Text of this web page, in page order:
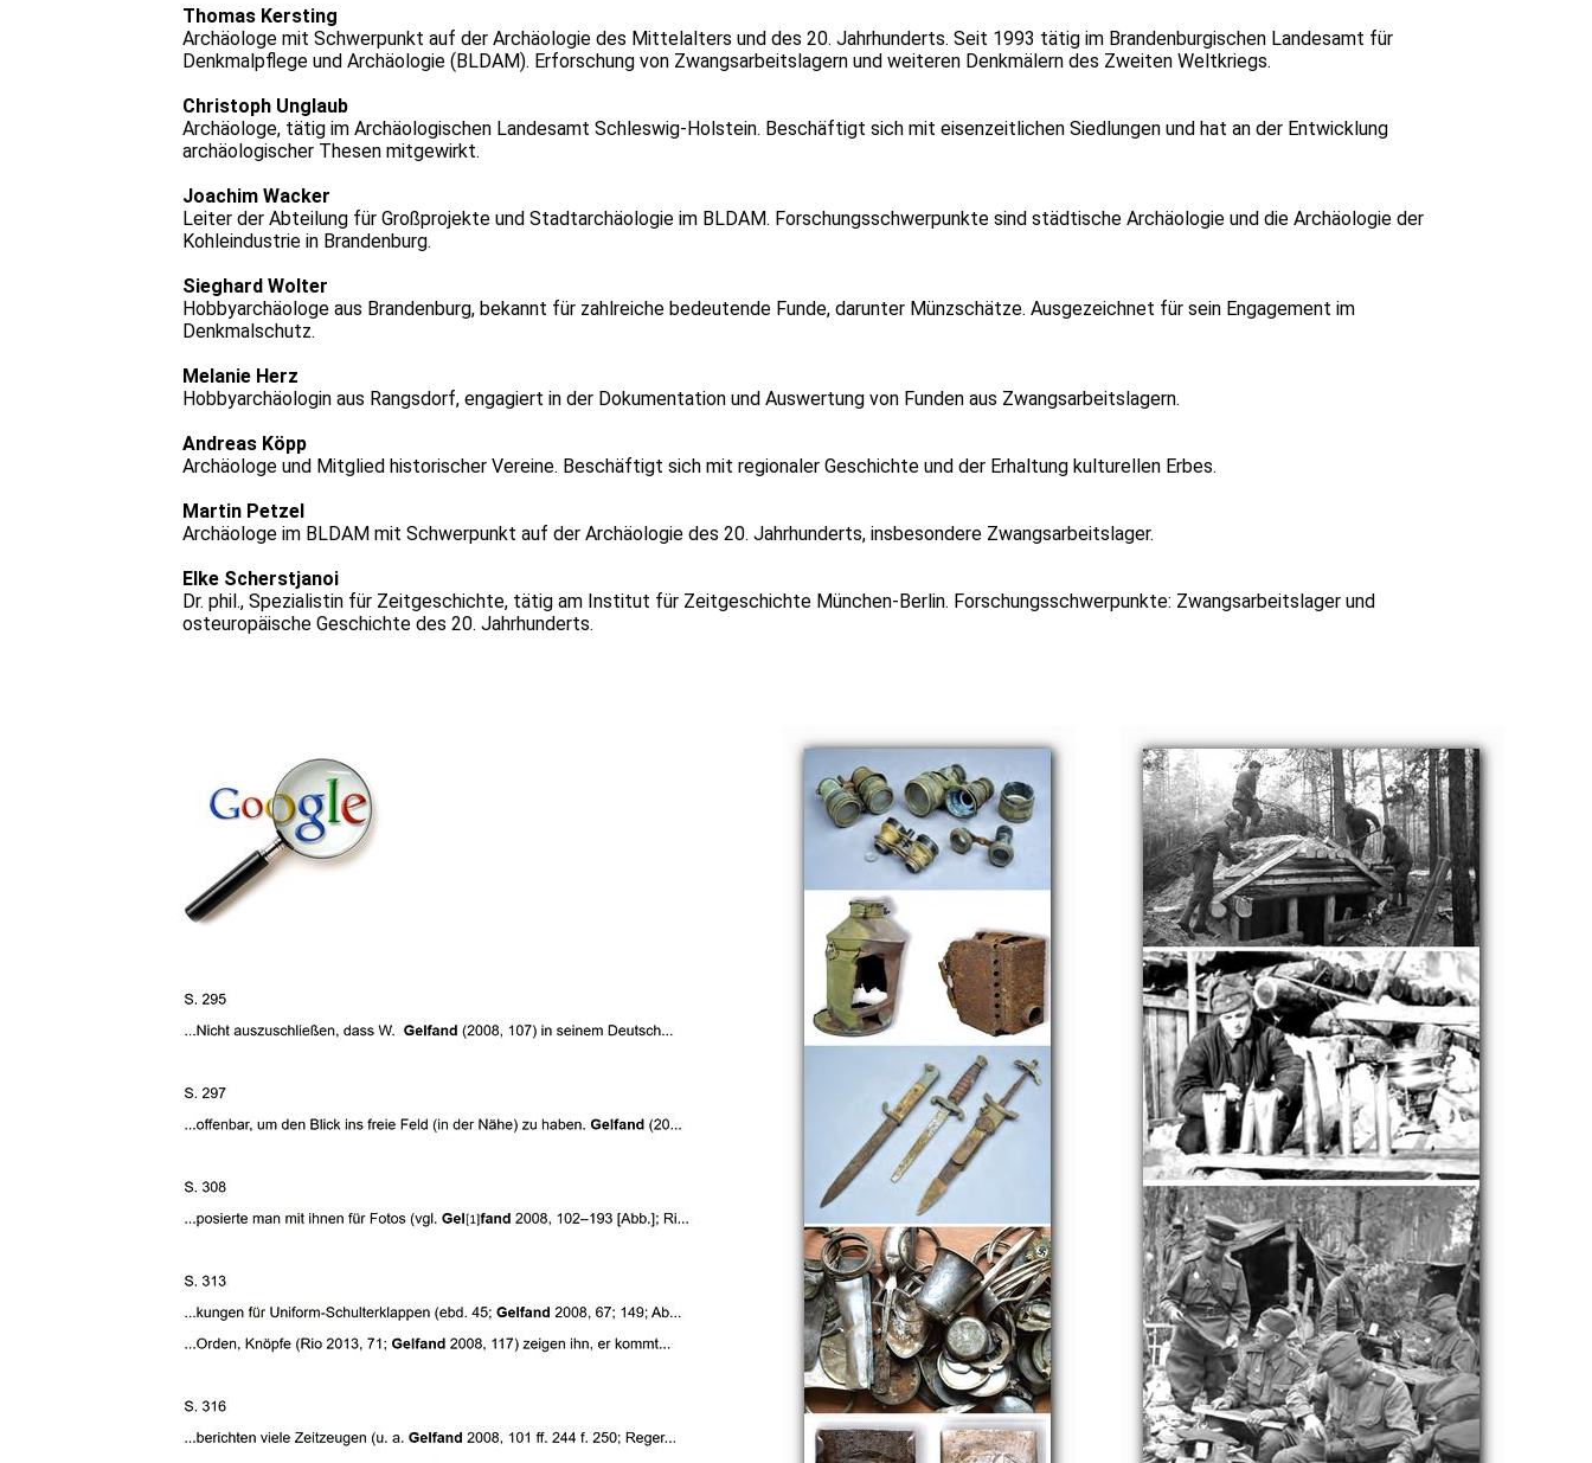
Thomas Kersting
Archäologe mit Schwerpunkt auf der Archäologie des Mittelalters und des 20. Jahrhunderts. Seit 1993 tätig im Brandenburgischen Landesamt für
Denkmalpflege und Archäologie (BLDAM). Erforschung von Zwangsarbeitslagern und weiteren Denkmälern des Zweiten Weltkriegs.
Christoph Unglaub
Archäologe, tätig im Archäologischen Landesamt Schleswig-Holstein. Beschäftigt sich mit eisenzeitlichen Siedlungen und hat an der Entwicklung
archäologischer Thesen mitgewirkt.
Joachim Wacker
Leiter der Abteilung für Großprojekte und Stadtarchäologie im BLDAM. Forschungsschwerpunkte sind städtische Archäologie und die Archäologie der
Kohleindustrie in Brandenburg.
Sieghard Wolter
Hobbyarchäologe aus Brandenburg, bekannt für zahlreiche bedeutende Funde, darunter Münzschätze. Ausgezeichnet für sein Engagement im
Denkmalschutz.
Melanie Herz
Hobbyarchäologin aus Rangsdorf, engagiert in der Dokumentation und Auswertung von Funden aus Zwangsarbeitslagern.
Andreas Köpp
Archäologe und Mitglied historischer Vereine. Beschäftigt sich mit regionaler Geschichte und der Erhaltung kulturellen Erbes.
Martin Petzel
Archäologe im BLDAM mit Schwerpunkt auf der Archäologie des 20. Jahrhunderts, insbesondere Zwangsarbeitslager.
Elke Scherstjanoi
Dr. phil., Spezialistin für Zeitgeschichte, tätig am Institut für Zeitgeschichte München-Berlin. Forschungsschwerpunkte: Zwangsarbeitslager und
osteuropäische Geschichte des 20. Jahrhunderts.